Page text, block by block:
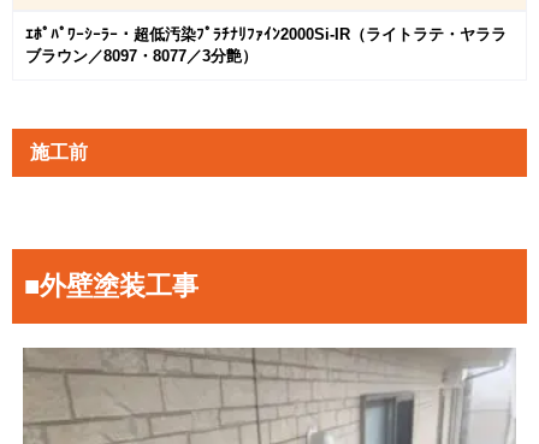
ｴﾎﾟﾊﾟﾜｰｼｰﾗｰ・超低汚染ﾌﾟﾗﾁﾅﾘﾌｧｲﾝ2000Si-IR（ライトラテ・ヤララ
ブラウン／8097・8077／3分艶）
施工前
■外壁塗装工事